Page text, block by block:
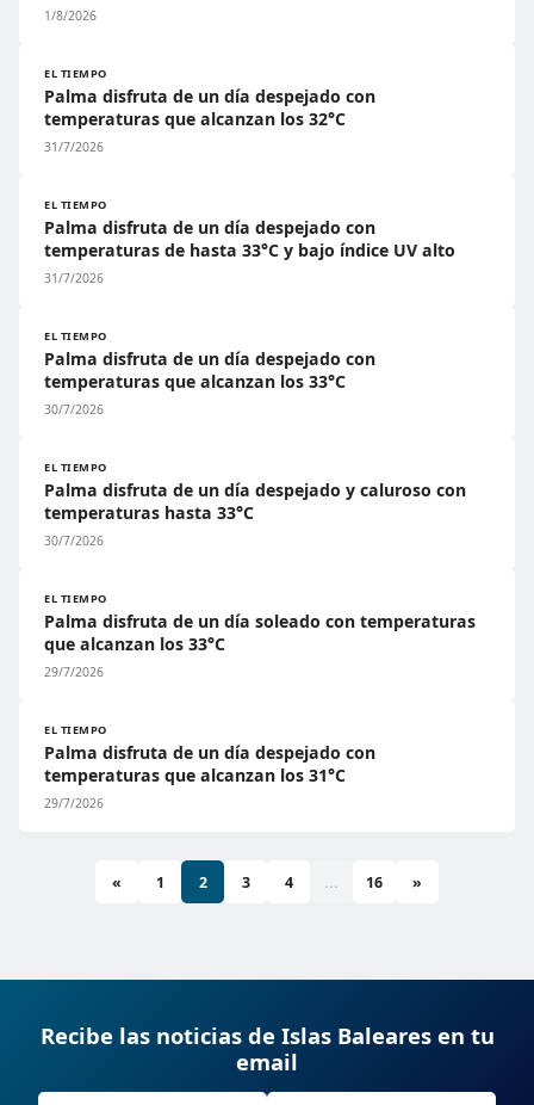
1/8/2026
EL TIEMPO
Palma disfruta de un día despejado con
temperaturas que alcanzan los 32°C
31/7/2026
EL TIEMPO
Palma disfruta de un día despejado con
temperaturas de hasta 33°C y bajo índice UV alto
31/7/2026
EL TIEMPO
Palma disfruta de un día despejado con
temperaturas que alcanzan los 33°C
30/7/2026
EL TIEMPO
Palma disfruta de un día despejado y caluroso con
temperaturas hasta 33°C
30/7/2026
EL TIEMPO
Palma disfruta de un día soleado con temperaturas
que alcanzan los 33°C
29/7/2026
EL TIEMPO
Palma disfruta de un día despejado con
temperaturas que alcanzan los 31°C
29/7/2026
« 1 2 3 4 ... 16 »
Recibe las noticias de Islas Baleares en tu
email